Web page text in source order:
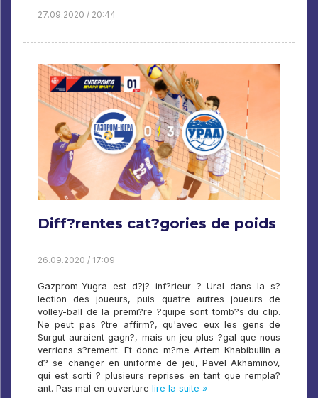
27.09.2020 / 20:44
Diff?rentes cat?gories de poids
26.09.2020 / 17:09
Gazprom-Yugra est d?j? inf?rieur ? Ural dans la s?
lection des joueurs, puis quatre autres joueurs de
volley-ball de la premi?re ?quipe sont tomb?s du clip.
Ne peut pas ?tre affirm?, qu'avec eux les gens de
Surgut auraient gagn?, mais un jeu plus ?gal que nous
verrions s?rement. Et donc m?me Artem Khabibullin a
d? se changer en uniforme de jeu, Pavel Akhaminov,
qui est sorti ? plusieurs reprises en tant que rempla?
ant. Pas mal en ouverture lire la suite »